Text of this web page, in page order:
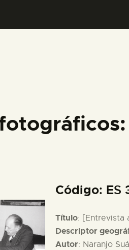
Código: ES
Título: [Entrevista
Descriptor
Autor: Naranjo